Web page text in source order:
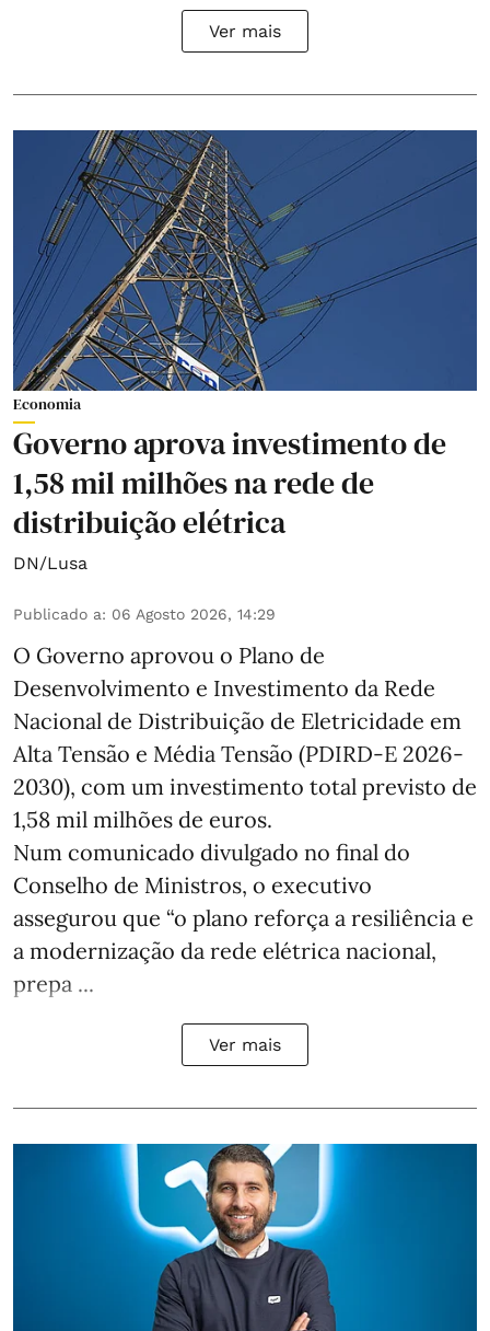
Ver mais
Economia
Governo aprova investimento de
1,58 mil milhões na rede de
distribuição elétrica
DN/Lusa
Publicado a: 06 Agosto 2026, 14:29
O Governo aprovou o Plano de
Desenvolvimento e Investimento da Rede
Nacional de Distribuição de Eletricidade em
Alta Tensão e Média Tensão (PDIRD-E 2026-
2030), com um investimento total previsto de
1,58 mil milhões de euros.
Num comunicado divulgado no final do
Conselho de Ministros, o executivo
assegurou que “o plano reforça a resiliência e
a modernização da rede elétrica nacional,
prepa ...
Ver mais